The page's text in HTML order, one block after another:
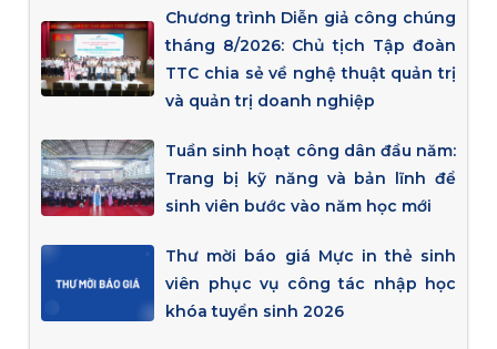
Chương trình Diễn giả công chúng
tháng 8/2026: Chủ tịch Tập đoàn
TTC chia sẻ về nghệ thuật quản trị
và quản trị doanh nghiệp
Tuần sinh hoạt công dân đầu năm:
Trang bị kỹ năng và bản lĩnh để
sinh viên bước vào năm học mới
Thư mời báo giá Mực in thẻ sinh
viên phục vụ công tác nhập học
khóa tuyển sinh 2026